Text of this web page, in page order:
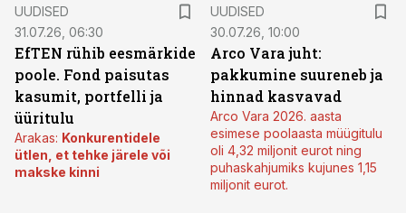
UUDISED
31.07.26, 06:30
EfTEN rühib eesmärkide
poole. Fond paisutas
kasumit, portfelli ja
üüritulu
Arakas: Konkurentidele
ütlen, et tehke järele või
makske kinni
UUDISED
30.07.26, 10:00
Arco Vara juht:
pakkumine suureneb ja
hinnad kasvavad
Arco Vara 2026. aasta
esimese poolaasta müügitulu
oli 4,32 miljonit eurot ning
puhaskahjumiks kujunes 1,15
miljonit eurot.